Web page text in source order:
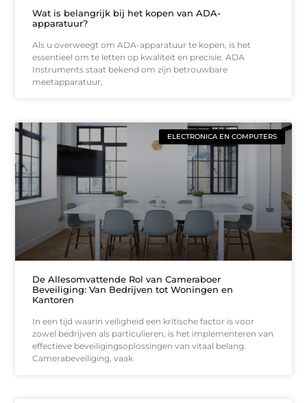
Wat is belangrijk bij het kopen van ADA-
apparatuur?
Als u overweegt om ADA-apparatuur te kopen, is het
essentieel om te letten op kwaliteit en precisie. ADA
Instruments staat bekend om zijn betrouwbare
meetapparatuur,
ELECTRONICA EN COMPUTERS
De Allesomvattende Rol van Cameraboer
Beveiliging: Van Bedrijven tot Woningen en
Kantoren
In een tijd waarin veiligheid een kritische factor is voor
zowel bedrijven als particulieren, is het implementeren van
effectieve beveiligingsoplossingen van vitaal belang.
Camerabeveiliging, vaak